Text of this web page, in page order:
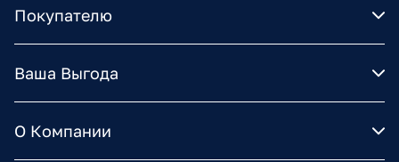
Покупателю
Ваша Выгода
О Компании